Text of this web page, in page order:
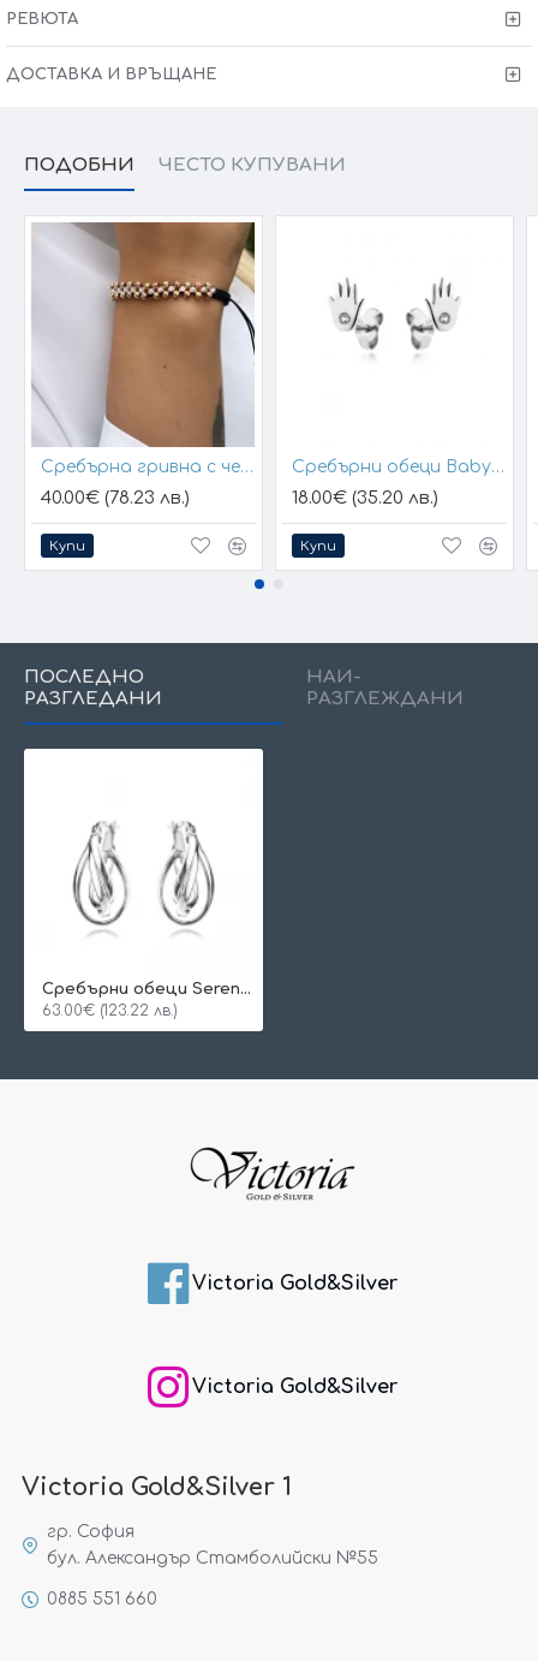
Victoria Gold - Всичко хубаво е с теб!
РЕВЮТА
ДОСТАВКА И ВРЪЩАНЕ
ПОДОБНИ ЧЕСТО КУПУВАНИ
Сребърна гривна с черен конец и позлатени топчета
40.00€ (78.23 лв.)
Купи
Сребърни обеци Baby Hands
18.00€ (35.20 лв.)
Купи
ПОСЛЕДНО
РАЗГЛЕДАНИ
НАЙ-
РАЗГЛЕЖДАНИ
Сребърни обеци Serenity
63.00€ (123.22 лв.)
Victoria Gold&Silver
Victoria Gold&Silver
Victoria Gold&Silver 1
гр. София
бул. Александър Стамболийски №55
0885 551 660